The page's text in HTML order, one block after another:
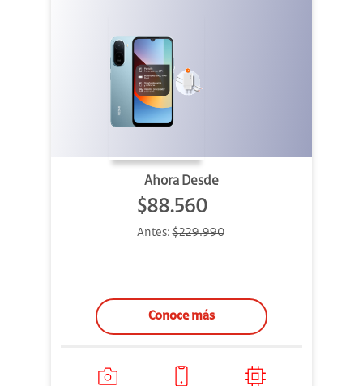
Ahora Desde
$88.560
Antes:$229.990
Conoce más